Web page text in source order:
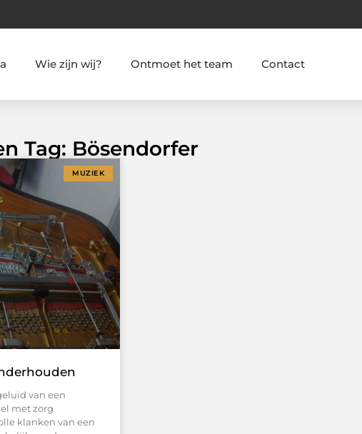
Wie zijn wij? Ontmoet het team Contact
Tag: Bösendorfer
MUZIEK
van een
met zorg
klanken van een